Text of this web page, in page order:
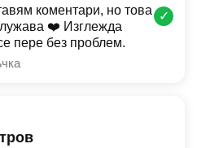
коментари, но това
❤️ Изглежда
пере без проблем.
✓